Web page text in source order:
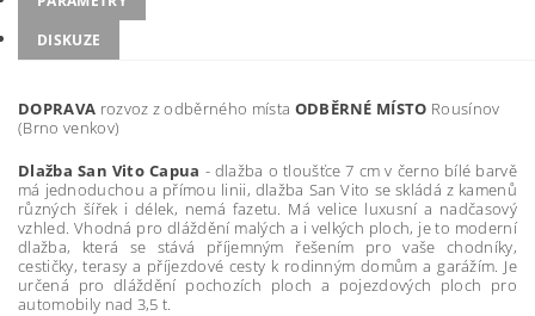
DISKUZE
DOPRAVA rozvoz z odběrného místa ODBĚRNÉ MÍSTO Rousínov
(Brno venkov)
Dlažba San Vito Capua - dlažba o tloušťce 7 cm v černo bílé barvě
má jednoduchou a přímou linii, dlažba San Vito se skládá z kamenů
různých šířek i délek, nemá fazetu. Má velice luxusní a nadčasový
vzhled. Vhodná pro dláždění malých a i velkých ploch, je to moderní
dlažba, která se stává příjemným řešením pro vaše chodníky,
cestičky, terasy a příjezdové cesty k rodinným domům a garážím. Je
určená pro dláždění pochozích ploch a pojezdových ploch pro
automobily nad 3,5 t.